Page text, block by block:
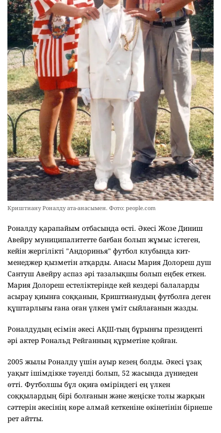
Криштиану Роналду ата-анасымен. Фото: people.com
Роналду қарапайым отбасында өсті. Әкесі Жозе Диниш
Авейру муниципалитетте бағбан болып жұмыс істеген,
кейін жергілікті "Андоринья" футбол клубында кит-
менеджер қызметін атқарды. Анасы Мария Долореш душ
Сантуш Авейру аспаз әрі тазалықшы болып еңбек еткен.
Мария Долореш естеліктерінде кей кездері балаларды
асырау қиынға соққанын, Криштианудың футболға деген
құштарлығы ғана оған үлкен үміт сыйлағанын жазды.
Роналдудың есімін әкесі АҚШ-тың бұрынғы президенті
әрі актер Рональд Рейганның құрметіне қойған.
2005 жылы Роналду үшін ауыр кезең болды. Әкесі ұзақ
уақыт ішімдікке тәуелді болып, 52 жасында дүниеден
өтті. Футболшы бұл оқиға өміріндегі ең үлкен
соққылардың бірі болғанын және жеңіске толы жарқын
сәттерін әкесінің көре алмай кеткеніне өкінетінін бірнеше
рет айтты.